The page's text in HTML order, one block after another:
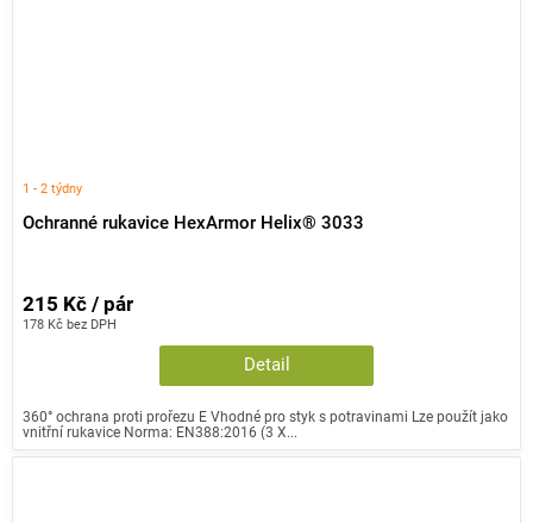
Ochranné rukavice HexArmor Helix® 3033
1 - 2 týdny
178 Kč bez DPH
215 Kč / pár
Detail
360° ochrana proti prořezu E Vhodné pro styk s potravinami Lze použít jako
vnitřní rukavice Norma: EN388:2016 (3 X...